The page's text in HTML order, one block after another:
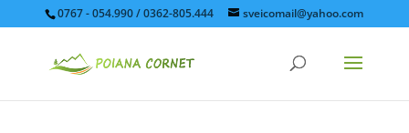
0767 - 054.990 / 0362-805.444 sveicomail@yahoo.com